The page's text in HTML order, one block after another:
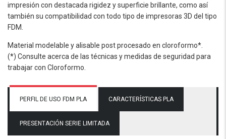
impresión con destacada rigidez y superficie brillante, como así
también su compatibilidad con todo tipo de impresoras 3D del tipo
FDM.
Material modelable y alisable post procesado en cloroformo*.
(*) Consulte acerca de las técnicas y medidas de seguridad para
trabajar con Cloroformo.
PERFIL DE USO FDM PLA CARACTERÍSTICAS PLA
PRESENTACIÓN SERIE LIMITADA